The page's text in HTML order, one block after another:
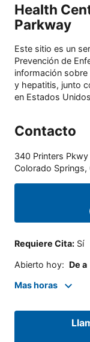
Health
Parkway
Este sitio es un
Prevención de
información sobre
y hepatitis, junto
en Estados
Contacto
340 Printers Pkwy
Colorado Springs,
Requiere Cita: Sí
Abierto hoy: De a
Mas horas